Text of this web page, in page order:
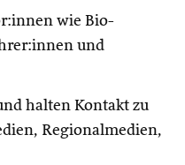
wie Bio-
und
halten Kontakt zu
Regionalmedien,